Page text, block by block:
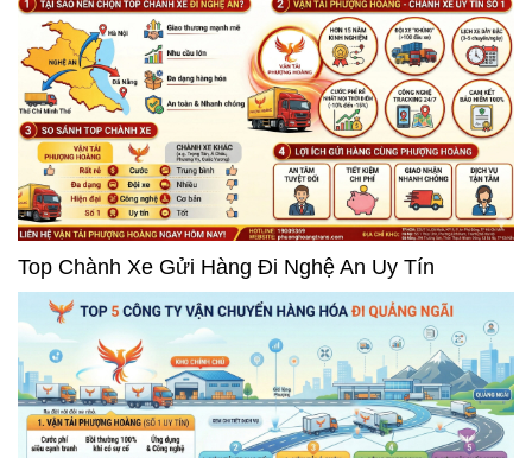
Top Chành Xe Gửi Hàng Đi Nghệ An Uy Tín